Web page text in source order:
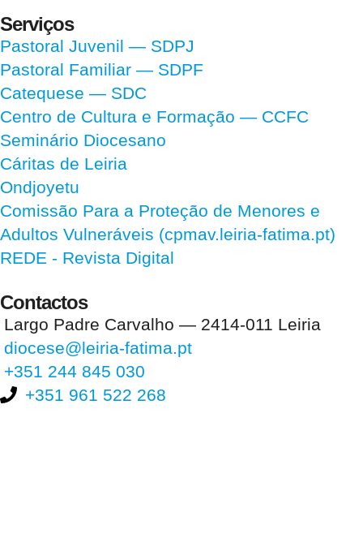
Serviços
Pastoral Juvenil — SDPJ
Pastoral Familiar — SDPF
Catequese — SDC
Centro de Cultura e Formação — CCFC
Seminário Diocesano
Cáritas de Leiria
Ondjoyetu
Comissão Para a Proteção de Menores e
Adultos Vulneráveis (cpmav.leiria-fatima.pt)
REDE - Revista Digital
Contactos
Largo Padre Carvalho — 2414-011 Leiria
diocese@leiria-fatima.pt
+351 244 845 030
+351 961 522 268